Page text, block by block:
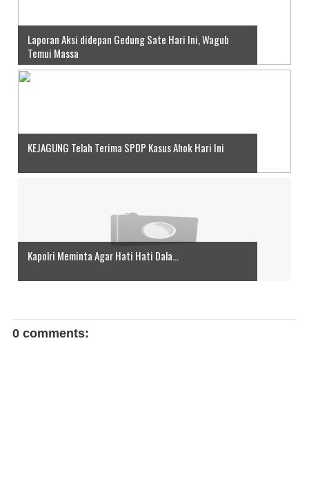
Laporan Aksi didepan Gedung Sate Hari Ini, Wagub
Temui Massa
KEJAGUNG Telah Terima SPDP Kasus Ahok Hari Ini
Kapolri Meminta Agar Hati Hati Dala...
0 comments: